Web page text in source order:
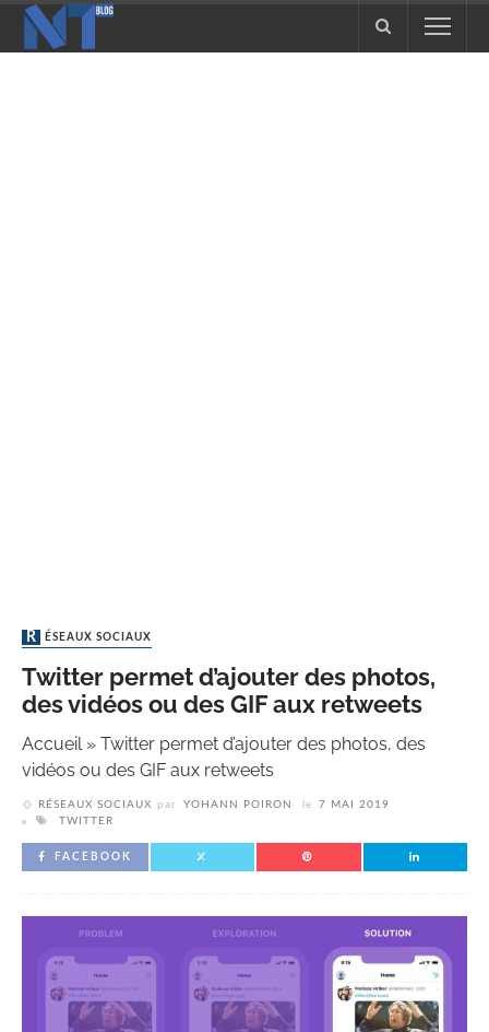
RÉSEAUX SOCIAUX
Twitter permet d’ajouter des photos,
des vidéos ou des GIF aux retweets
Accueil» Twitter permet d’ajouter des photos, des
vidéos ou des GIF aux retweets
RÉSEAUX SOCIAUX par YOHANN POIRON le
7 MAI 2019
TWITTER
FACEBOOK